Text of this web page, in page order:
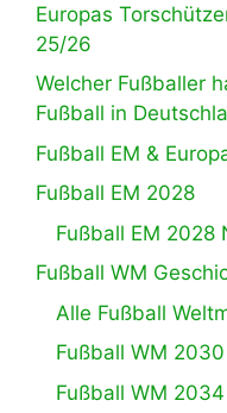
Europas
25/26
Welcher Fußballer
Fußball in
Fußball EM &
Fußball EM 2028
Fußball EM 2028
Fußball WM
Alle Fußball
Fußball WM 2030
Fußball WM 2034